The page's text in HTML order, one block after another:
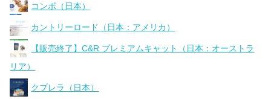
コンボ（日本）
カントリーロード（日本：アメリカ）
【販売終了】C&R プレミアムキャット（日本：オーストラ
リア）
クプレラ（日本）